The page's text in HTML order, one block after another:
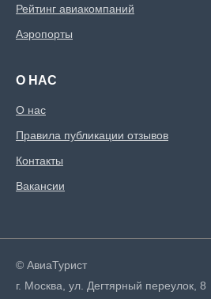
Рейтинг авиакомпаний
Аэропорты
О НАС
О нас
Правила публикации отзывов
Контакты
Вакансии
© АвиаТурист
г. Москва, ул. Дегтярный переулок, 8